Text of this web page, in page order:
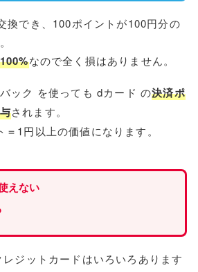
換でき、100ポイントが100円分の
なので全く損はありません。
ック を使っても dカード の決済ポ
されます。
1円以上の価値になります。
えない
ジットカードはいろいろあります